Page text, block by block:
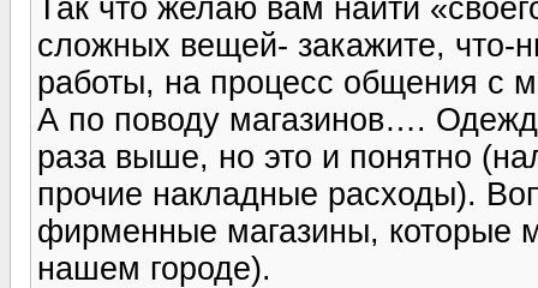
Так что желаю вам найти
сложных вещей- закажите, что-
работы, на процесс общения с
А по поводу магазинов….
раза выше, но это и понятно
прочие накладные расходы).
фирменные магазины, которые
нашем городе).